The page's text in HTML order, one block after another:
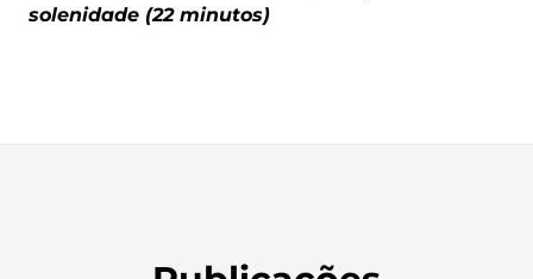
solenidade (22 minutos)